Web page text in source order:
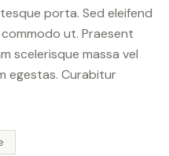
porta. Sed eleifend
ut. Praesent
scelerisque massa vel
egestas. Curabitur